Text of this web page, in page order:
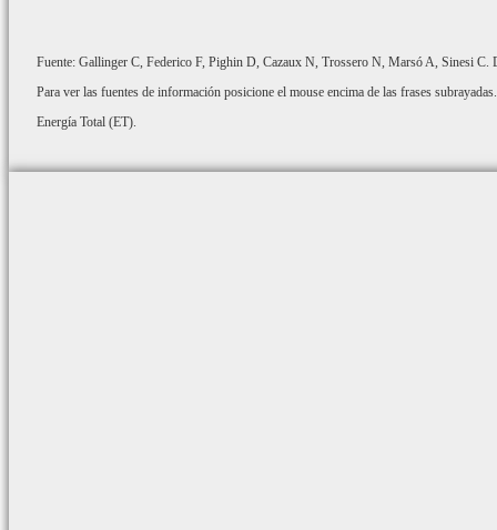
Fuente: Gallinger C, Federico F, Pighin D, Cazaux N, Trossero N, Marsó A, Sinesi
Para ver las fuentes de información posicione el mouse encima de las frases subrayadas.
Energía Total (ET).